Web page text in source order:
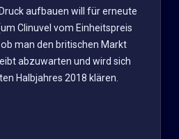
aufbauen will für erneute
Clinuvel vom Einheitspreis
man den britischen Markt
abzuwarten und wird sich
Halbjahres 2018 klären.